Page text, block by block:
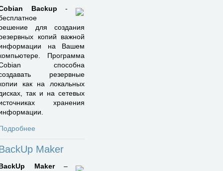
Backup -
для создания
копий важной
на Вашем
Программа
способна
резервные
как на локальных
так и на сетевых
хранения
Maker
Maker–